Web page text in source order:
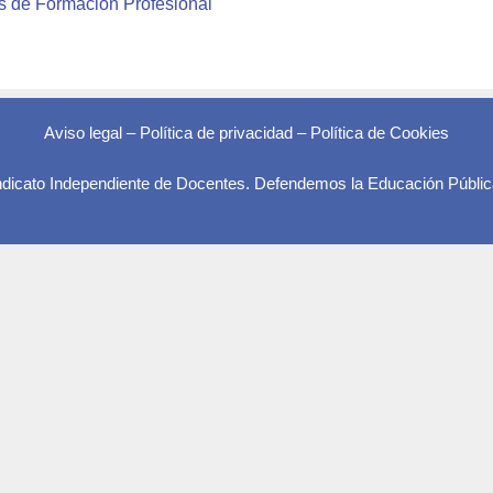
de Formación Profesional
Aviso legal – Política de privacidad – Política de Cookies
Independiente de Docentes. Defendemos la Educación